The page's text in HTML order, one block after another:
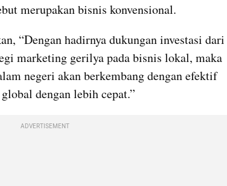
merupakan bisnis konvensional.
“Dengan hadirnya dukungan investasi dari
marketing gerilya pada bisnis lokal, maka
negeri akan berkembang dengan efektif
dengan lebih cepat.”
ADVERTISEMENT